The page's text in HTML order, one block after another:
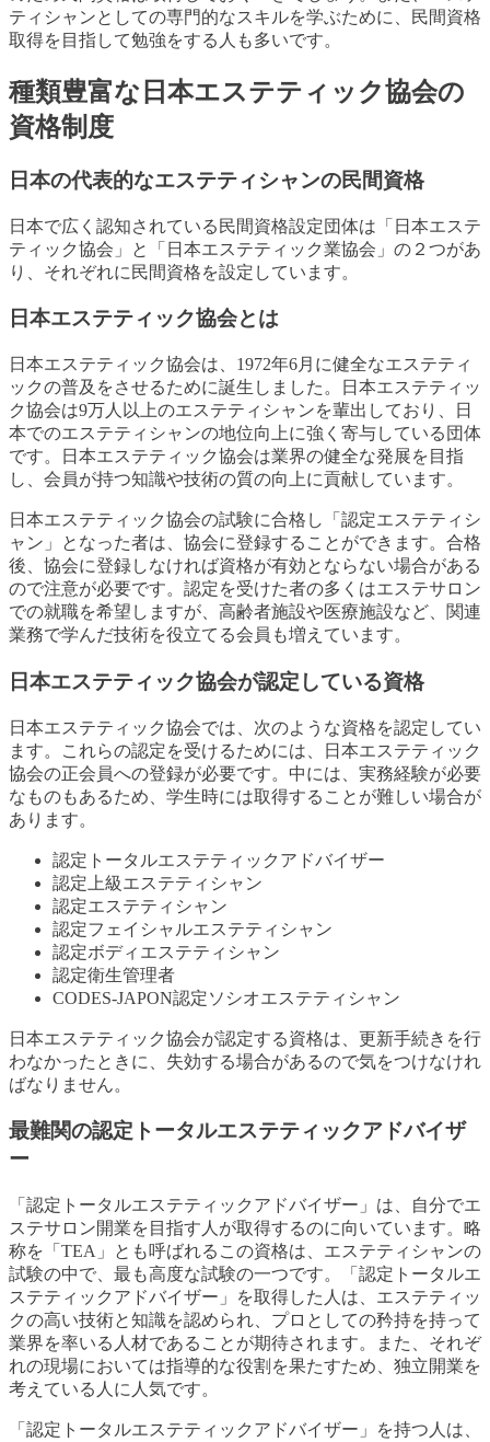
ティシャンとしての専門的なスキルを学ぶために、民間資格
取得を目指して勉強をする人も多いです。
種類豊富な日本エステティック協会の
資格制度
日本の代表的なエステティシャンの民間資格
日本で広く認知されている民間資格設定団体は「日本エステ
ティック協会」と「日本エステティック業協会」の２つがあ
り、それぞれに民間資格を設定しています。
日本エステティック協会とは
日本エステティック協会は、1972年6月に健全なエステティ
ックの普及をさせるために誕生しました。日本エステティッ
ク協会は9万人以上のエステティシャンを輩出しており、日
本でのエステティシャンの地位向上に強く寄与している団体
です。日本エステティック協会は業界の健全な発展を目指
し、会員が持つ知識や技術の質の向上に貢献しています。
日本エステティック協会の試験に合格し「認定エステティシ
ャン」となった者は、協会に登録することができます。合格
後、協会に登録しなければ資格が有効とならない場合がある
ので注意が必要です。認定を受けた者の多くはエステサロン
での就職を希望しますが、高齢者施設や医療施設など、関連
業務で学んだ技術を役立てる会員も増えています。
日本エステティック協会が認定している資格
日本エステティック協会では、次のような資格を認定してい
ます。これらの認定を受けるためには、日本エステティック
協会の正会員への登録が必要です。中には、実務経験が必要
なものもあるため、学生時には取得することが難しい場合が
あります。
認定トータルエステティックアドバイザー
認定上級エステティシャン
認定エステティシャン
認定フェイシャルエステティシャン
認定ボディエステティシャン
認定衛生管理者
CODES-JAPON認定ソシオエステティシャン
日本エステティック協会が認定する資格は、更新手続きを行
わなかったときに、失効する場合があるので気をつけなけれ
ばなりません。
最難関の認定トータルエステティックアドバイザ
ー
「認定トータルエステティックアドバイザー」は、自分でエ
ステサロン開業を目指す人が取得するのに向いています。略
称を「TEA」とも呼ばれるこの資格は、エステティシャンの
試験の中で、最も高度な試験の一つです。「認定トータルエ
ステティックアドバイザー」を取得した人は、エステティッ
クの高い技術と知識を認められ、プロとしての矜持を持って
業界を率いる人材であることが期待されます。また、それぞ
れの現場においては指導的な役割を果たすため、独立開業を
考えている人に人気です。
「認定トータルエステティックアドバイザー」を持つ人は、